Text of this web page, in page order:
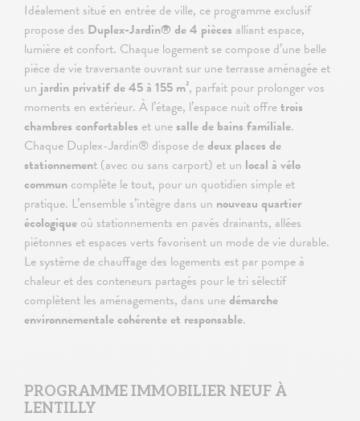
Idéalement situé en entrée de ville, ce programme exclusif
propose des Duplex-Jardin® de 4 pièces alliant espace,
lumière et confort. Chaque logement se compose d’une belle
pièce de vie traversante ouvrant sur une terrasse aménagée et
un jardin privatif de 45 à 155 m², parfait pour prolonger vos
moments en extérieur. À l’étage, l’espace nuit offretrois
chambres confortables et une salle de bains familiale.
Chaque Duplex-Jardin® dispose dedeux places de
stationnement (avec ou sans carport) et un local à vélo
commun complète le tout, pour un quotidien simple et
pratique. L’ensemble s’intègre dans un nouveau quartier
écologique où stationnements en pavés drainants, allées
piétonnes et espaces verts favorisent un mode de vie durable.
Le système de chauffage des logements est par pompe à
chaleur et des conteneurs partagés pour le tri sélectif
complètent les aménagements, dans unedémarche
environnementale cohérente et responsable.
PROGRAMME IMMOBILIER NEUF À
LENTILLY